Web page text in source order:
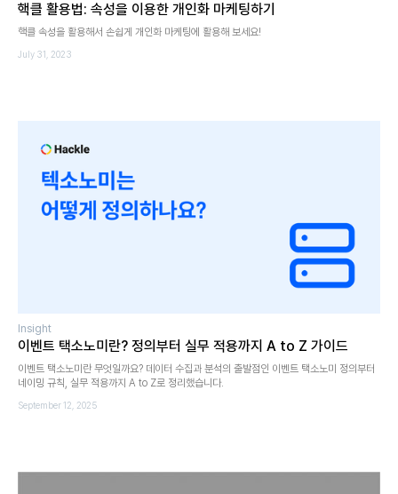
핵클 활용법: 속성을 이용한 개인화 마케팅하기
핵클 속성을 활용해서 손쉽게 개인화 마케팅에 활용해 보세요!
July 31, 2023
Insight
이벤트 택소노미란? 정의부터 실무 적용까지 A to Z 가이드
이벤트 택소노미란 무엇일까요? 데이터 수집과 분석의 출발점인 이벤트 택소노미 정의부터
네이밍 규칙, 실무 적용까지 A to Z로 정리했습니다.
September 12, 2025